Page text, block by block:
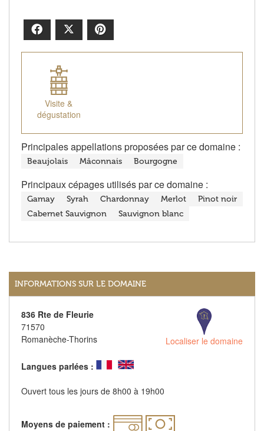
Facebook
Visite &
dégustation
Principales appellations proposées par ce domaine :
Beaujolais Mâconnais Bourgogne
Principaux cépages utilisés par ce domaine :
Gamay Syrah Chardonnay Merlot
Pinot noir
Cabernet Sauvignon
Sauvignon blanc
INFORMATIONS SUR LE DOMAINE
836 Rte de Fleurie
71570
Romanèche-Thorins
Localiser le domaine
Langues parlées :
Ouvert tous les jours de 8h00 à 19h00
Moyens de paiement :